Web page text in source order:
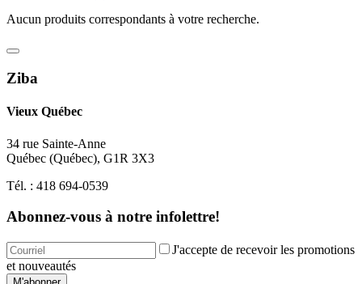
Aucun produits correspondants à votre recherche.
Ziba
Vieux Québec
34 rue Sainte-Anne
Québec (Québec), G1R 3X3
Tél. : 418 694-0539
Abonnez-vous à notre infolettre!
J'accepte de recevoir les promotions
et nouveautés